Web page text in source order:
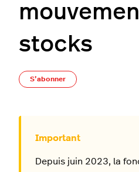
stocks
S’abonner
Depuis juin 2023, la